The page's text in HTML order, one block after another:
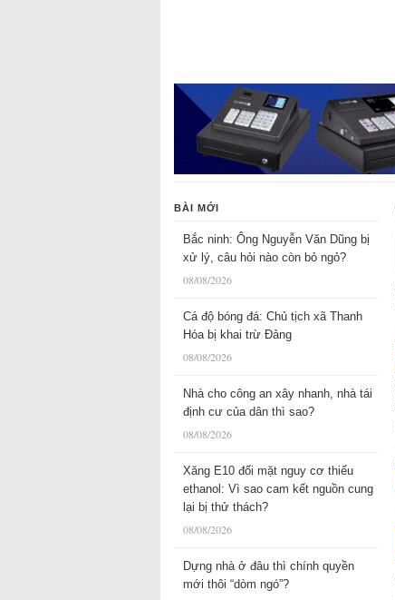
BÀI MỚI
Bắc ninh: Ông Nguyễn Văn Dũng bị
xử lý, câu hỏi nào còn bỏ ngỏ?
08/08/2026
Cá độ bóng đá: Chủ tịch xã Thanh
Hóa bị khai trừ Đảng
08/08/2026
Nhà cho công an xây nhanh, nhà tái
định cư của dân thì sao?
08/08/2026
Xăng E10 đối mặt nguy cơ thiếu
ethanol: Vì sao cam kết nguồn cung
lại bị thử thách?
08/08/2026
Dựng nhà ở đâu thì chính quyền
mới thôi “dòm ngó”?